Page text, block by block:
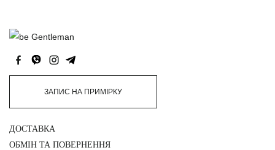
ЗАПИС НА ПРИМІРКУ
ДОСТАВКА
ОБМІН ТА ПОВЕРНЕННЯ